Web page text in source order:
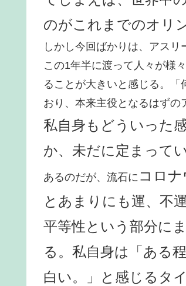
のがこれまでのオリ
しかし今回ばかりは、アス
この1年半に渡って人々が様
ることが大きいと感じる。
おり、本来主役となるはずの
私自身もどういった
か、未だに定まってい
あるのだが、流石に コロ
とあまりにも運、不
平等性という部分に
る。私自身は「ある
白い。」と感じるタ